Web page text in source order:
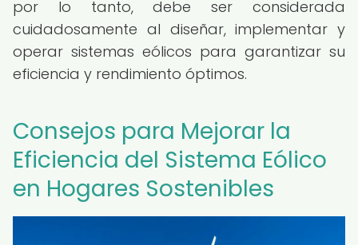
por lo tanto, debe ser considerada
cuidadosamente al diseñar, implementar y
operar sistemas eólicos para garantizar su
eficiencia y rendimiento óptimos.
Consejos para Mejorar la
Eficiencia del Sistema Eólico
en Hogares Sostenibles